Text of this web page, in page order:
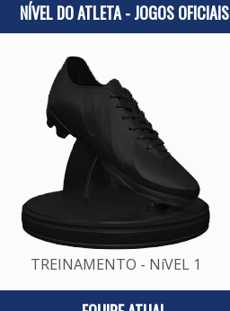
NÍVEL DO ATLETA - JOGOS OFICIAIS
TREINAMENTO - NíVEL 1